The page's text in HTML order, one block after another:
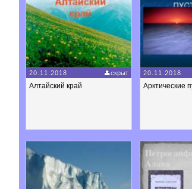
20.11.2018 скрыт
Алтайский край
20.11.2018
Арктические